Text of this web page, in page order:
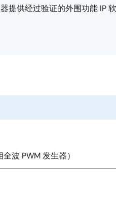
提供经过验证的外围功能 IP
波 PWM 发生器）